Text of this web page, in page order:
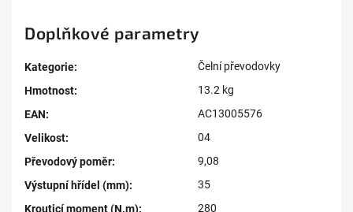
Doplňkové parametry
Kategorie:
Čelní převodovky
Hmotnost:
13.2 kg
EAN:
AC13005576
Velikost:
04
Převodový poměr:
9,08
Výstupní hřídel (mm):
35
Krouticí moment (N.m):
280